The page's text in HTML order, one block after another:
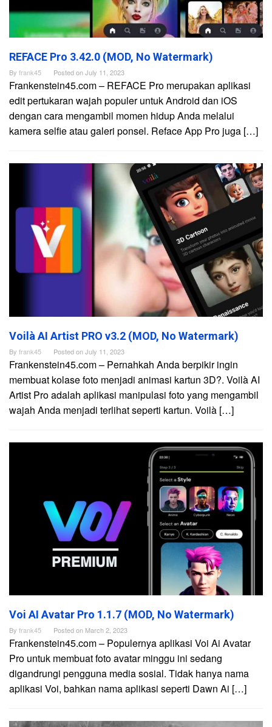
REFACE Pro 3.42.0 (MOD, No Watermark)
By frank45 Posted onJuly 11, 2023
Frankenstein45.com – REFACE Pro merupakan aplikasi
edit pertukaran wajah populer untuk Android dan iOS
dengan cara mengambil momen hidup Anda melalui
kamera selfie atau galeri ponsel. Reface App Pro juga […]
Voilà AI Artist PRO v3.2 (MOD, No Watermark)
By frank45 Posted onJuly 11, 2023
Frankenstein45.com – Pernahkah Anda berpikir ingin
membuat kolase foto menjadi animasi kartun 3D?. Voilà AI
Artist Pro adalah aplikasi manipulasi foto yang mengambil
wajah Anda menjadi terlihat seperti kartun. Voilà […]
Voi AI Avatar Pro 1.1.7 (MOD, No Watermark)
By frank45 Posted on March 2, 2023
Frankenstein45.com – Populernya aplikasi Voi Ai Avatar
Pro untuk membuat foto avatar minggu ini sedang
digandrungi pengguna media sosial. Tidak hanya nama
aplikasi Voi, bahkan nama aplikasi seperti Dawn Ai […]